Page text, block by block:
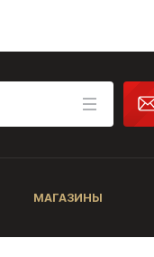
МАГАЗИНЫ